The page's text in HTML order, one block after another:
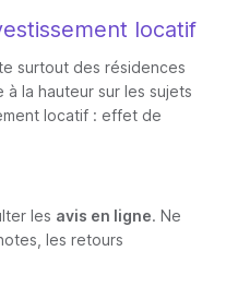
locatif
surtout des résidences
la hauteur sur les sujets
locatif : effet de
les avis en ligne. Ne
les retours